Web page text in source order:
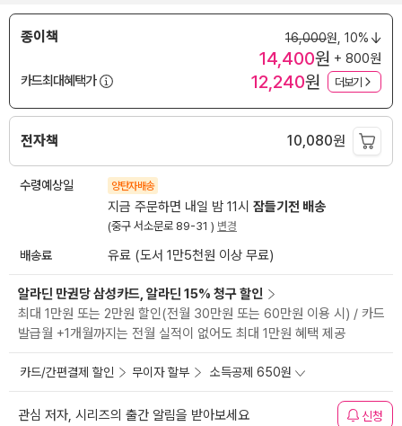
종이책 16,000원, 10%
14,400원 + 800원
카드최대혜택가
12,240원 더보기
전자책 10,080원
수령예상일 양탄자배송
지금 주문하면 내일 밤 11시 잠들기전 배송
(중구 서소문로 89-31 ) 변경
배송료 유료 (도서 1만5천원 이상 무료)
알라딘 만권당 삼성카드, 알라딘 15% 청구 할인
최대 1만원 또는 2만원 할인(전월 30만원 또는 60만원 이용 시) / 카드
발급월 +1개월까지는 전월 실적이 없어도 최대 1만원 혜택 제공
카드/간편결제 할인 무이자 할부 소득공제 650원
관심 저자, 시리즈의 출간 알림을 받아보세요 신청